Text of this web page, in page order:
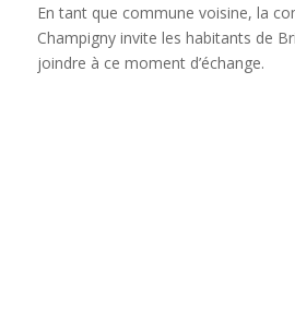
En tant que commune voisine, la
Champigny invite les habitants de
joindre à ce moment d’échange.